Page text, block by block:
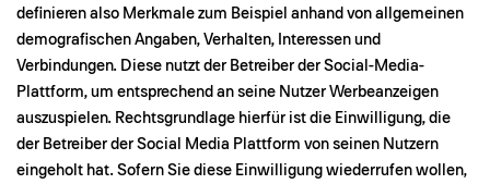
definieren also Merkmale zum Beispiel anhand von allgemeinen
demografischen Angaben, Verhalten, Interessen und
Verbindungen. Diese nutzt der Betreiber der Social-Media-
Plattform, um entsprechend an seine Nutzer Werbeanzeigen
auszuspielen. Rechtsgrundlage hierfür ist die Einwilligung, die
der Betreiber der Social Media Plattform von seinen Nutzern
eingeholt hat. Sofern Sie diese Einwilligung wiederrufen wollen,